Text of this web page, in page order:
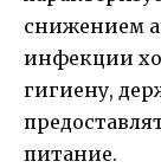
снижением
инфекции
гигиену,
питание.